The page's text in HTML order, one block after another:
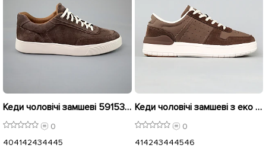
Кеди чоловічі замшеві 591539 Коричневі
0
404142434445
Кеди чоловічі замшеві з еко шкірою 594892 Шоколад
0
414243444546